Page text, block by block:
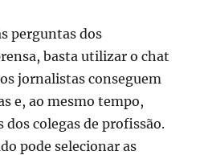
perguntas dos
basta utilizar o chat
jornalistas conseguem
e, ao mesmo tempo,
dos colegas de profissão.
pode selecionar as